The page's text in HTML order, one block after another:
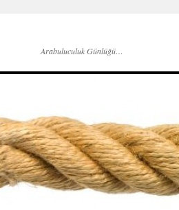
Arabuluculuk Günlüğü…